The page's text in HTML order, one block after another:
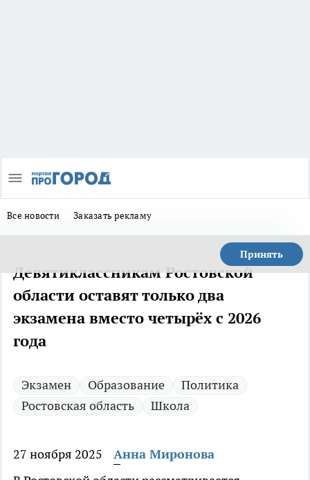
Все новости Заказать рекламу
Принять
Девятиклассникам Ростовской
области оставят только два
экзамена вместо четырёх с 2026
года
Экзамен Образование
Политика
Ростовская область
Школа
27 ноября 2025
Анна Миронова